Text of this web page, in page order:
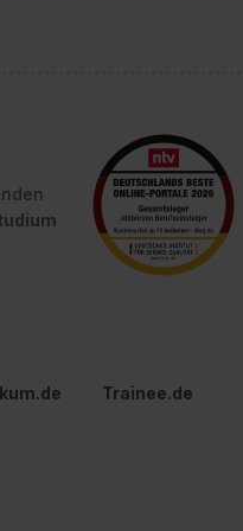
Trainee.de